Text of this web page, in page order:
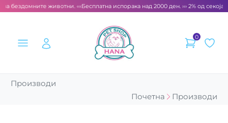
бездомните животни. ‹‹‹Бесплатна испорака над 2000 ден. ››› 2% од секоја
0
Производи
Почетна
Производи